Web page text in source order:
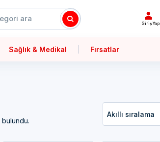
Giriş Yap
Sağlık & Medikal Fırsatlar
bulundu.
Akıllı sıralama